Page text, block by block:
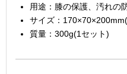
用途：膝の保護、汚れの
サイズ：
質量：300g(1セット)